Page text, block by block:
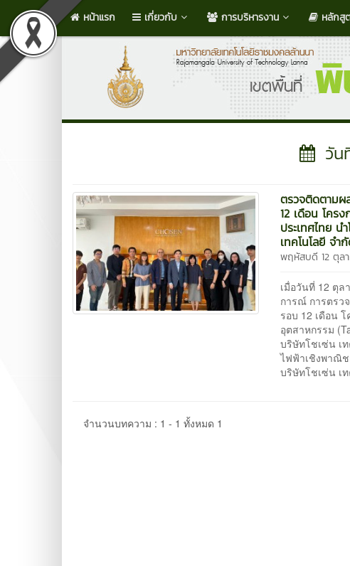
หน้าแรก เกี่ยวกับ การบริหารงาน หลักสู
วัน
ตรวจติดตามผ
12 เดือน โคร
ประเทศไทย
เทคโนโลยี จำ
พฤหัสบดี 12 ตุล
เมื่อวันที่ 12 ตุล
การณ์ การตรว
รอบ 12 เดือน
อุตสาหกรรม
บริษัทโชเซ่น เ
ไฟฟ้าเชิงพาณิ
บริษัทโชเซ่น เ
จำนวนบทความ : 1 - 1 ทั้งหมด 1